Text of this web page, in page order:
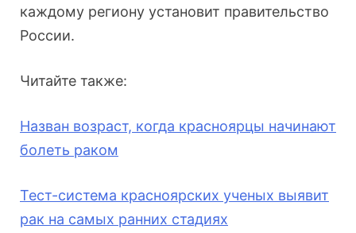
каждому региону установит правительство
России.
Читайте также:
Назван возраст, когда красноярцы начинают
болеть раком
Тест-система красноярских ученых выявит
рак на самых ранних стадиях